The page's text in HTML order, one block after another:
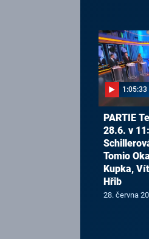
1:05:33
PARTIE
28.6. v
Tomio
Kupka,
Hřib
28. června